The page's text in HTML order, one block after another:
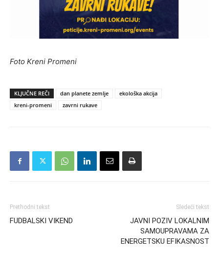
Foto Kreni Promeni
KLJUČNE REČI dan planete zemlje
ekološka akcija
kreni-promeni
zavrni rukave
Prethodni tekst
FUDBALSKI VIKEND
Sledeći tekst
JAVNI POZIV LOKALNIM
SAMOUPRAVAMA ZA
ENERGETSKU EFIKASNOST